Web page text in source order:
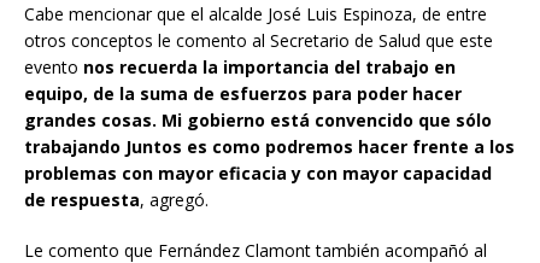
Cabe mencionar que el alcalde José Luis Espinoza, de entre
otros conceptos le comento al Secretario de Salud que este
evento nos recuerda la importancia del trabajo en
equipo, de la suma de esfuerzos para poder hacer
grandes cosas. Mi gobierno está convencido que sólo
trabajando Juntos es como podremos hacer frente a los
problemas con mayor eficacia y con mayor capacidad
de respuesta, agregó.
Le comento que Fernández Clamont también acompañó al